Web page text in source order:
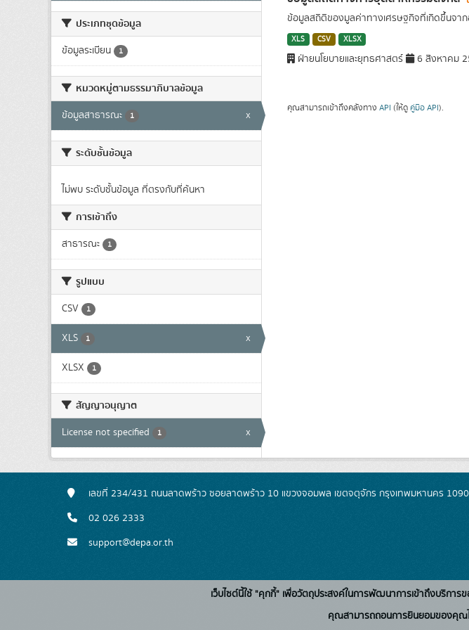
ประเภทชุดข้อมูล
ข้อมูลระเบียน 1
หมวดหมู่ตามธรรมาภิบาลข้อมูล
ข้อมูลสาธารณะ 1 x
ระดับชั้นข้อมูล
ไม่พบ ระดับชั้นข้อมูล ที่ตรงกับที่ค้นหา
การเข้าถึง
สาธารณะ 1
รูปแบบ
CSV 1
XLS 1 x
XLSX 1
สัญญาอนุญาต
License not specified 1 x
ข้อมูลสถิติของมูลค่าทางเศรษฐกิจที่เกิดขึ้นจา
XLS CSV XLSX
ฝ่ายนโยบายและยุทธศาสตร์ 6 สิงหาคม
คุณสามารถเข้าถึงคลังทาง API (ให้ดู คู่มือ API).
เลขที่ 234/431 ถนนลาดพร้าว ซอยลาดพร้าว 10 แขวงจอมพล เขตจตุจักร กรุงเทพมหานคร
02 026 2333
support@depa.or.th
เว็บไซต์นี้ใช้ "คุกกี้" เพื่อวัตถุประสงค์ในการพัฒนาการเข้าถึงบริกา
คุณสามารถถอนการยินยอมของคุณ